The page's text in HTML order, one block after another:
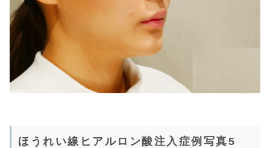
ほうれい線ヒアルロン酸注入症例写真5